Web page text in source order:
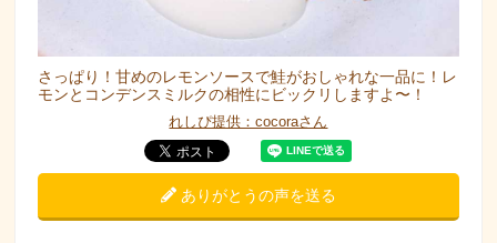
さっぱり！甘めのレモンソースで鮭がおしゃれな一品に！レ
モンとコンデンスミルクの相性にビックリしますよ〜！
れしぴ提供：cocoraさん
ありがとうの声を送る